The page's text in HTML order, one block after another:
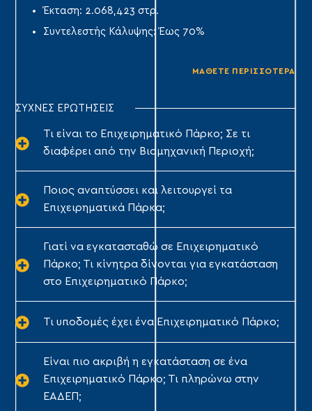
Έκταση: 2.068,423 στρ.
Συντελεστής Κάλυψης: Έως 70%
ΜΑΘΕΤΕ ΠΕΡΙΣΣΟΤΕΡΑ
ΣΥΧΝΕΣ ΕΡΩΤΗΣΕΙΣ
Τι είναι το Επιχειρηματικό Πάρκο; Σε τι
διαφέρει από την Βιομηχανική Περιοχή;
Ποιος αναπτύσσει και λειτουργεί τα
Επιχειρηματικά Πάρκα;
Γιατί να εγκατασταθώ σε Επιχειρηματικό
Πάρκο; Τι κίνητρα δίνονται για εγκατάσταση
στο Επιχειρηματικό Πάρκο;
Τι υποδομές έχει ένα Επιχειρηματικό Πάρκο;
Είναι πιο ακριβή η εγκατάσταση σε ένα
Επιχειρηματικό Πάρκο; Τι πληρώνω στην
ΕΑΔΕΠ;